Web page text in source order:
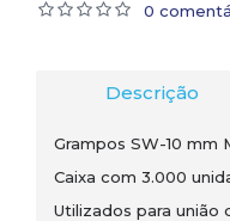
0
Descrição
Grampos SW-10 mm
Caixa com 3.000
Utilizados para união